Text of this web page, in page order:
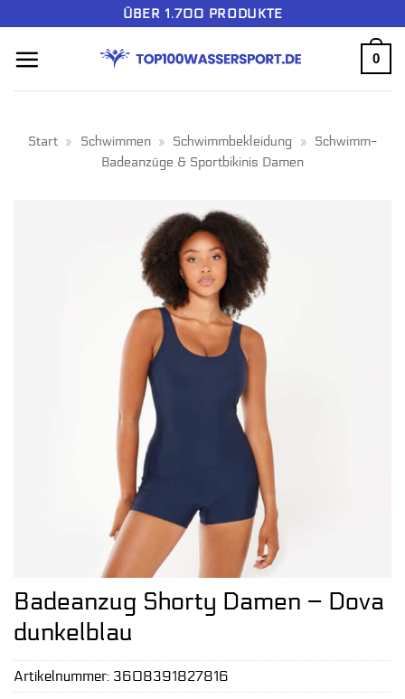
springen
ÜBER 1.700 PRODUKTE
0
Start » Schwimmen » Schwimmbekleidung » Schwimm-
Badeanzüge & Sportbikinis Damen
Badeanzug Shorty Damen – Dova
dunkelblau
Artikelnummer: 3608391827816